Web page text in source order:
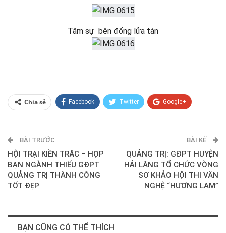
Tâm sự bên đống lửa tàn
Chia sẻ Facebook Twitter Google+
E-mail
BÀI TRƯỚC
HỘI TRẠI KIỀN TRĂC – HỌP
BẠN NGÀNH THIẾU GĐPT
QUẢNG TRỊ THÀNH CÔNG
TỐT ĐẸP
BÀI KẾ
QUẢNG TRỊ: GĐPT HUYỆN
HẢI LĂNG TỔ CHỨC VÒNG
SƠ KHẢO HỘI THI VĂN
NGHỆ “HƯƠNG LAM”
BẠN CŨNG CÓ THỂ THÍCH